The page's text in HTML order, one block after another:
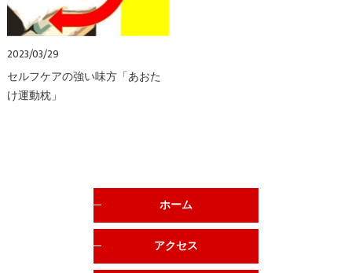
2023/03/29
セルフケアの強い味方「あおた
け運動枕」
ホーム
アクセス